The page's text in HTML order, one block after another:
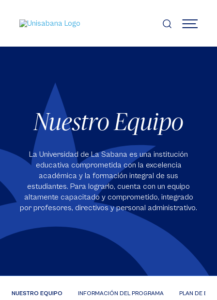
contenido
principal
MENÚ
Nuestro Equipo
La Universidad de La Sabana es una institución
educativa comprometida con la excelencia
académica y la formación integral de sus
estudiantes. Para lograrlo, cuenta con un equipo
altamente capacitado y comprometido, integrado
por profesores, directivos y personal administrativo.
NUESTRO EQUIPO INFORMACIÓN DEL PROGRAMA PLAN DE